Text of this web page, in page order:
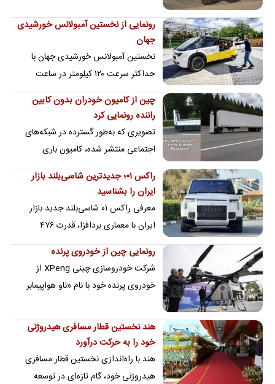
آن،…
رونمایی از نخستین آمبولانس خورشیدی
جهان
نخستین آمبولانس خورشیدی جهان با
حداکثر سرعت ۱۲۰ کیلومتر در ساعت
حرکت کند و برای حرکت در مسیرهای
صعب‌العبور و خارج از…
چین از کامیون خودران بدون کابین
راننده رونمایی کرد
تصویری که به‌طور گسترده در شبکه‌های
اجتماعی منتشر شده، کامیون باری
خودرانی را نشان می‌دهد که یک شرکت
چینی توسعه داده و…
راکس ۰۱؛ جدیدترین شاسی‌بلند بازار
ایران را بشناسید
معرفی راکس ۰۱ شاسی‌بلند جدید بازار
ایران با معماری بردافزا، قدرت ۴۷۶
اسب‌بخار و پیمایش ۱۱۰۰ کیلومتری.
امکانات و مشخصات…
رونمایی چین از خودروی پرنده
شرکت خودروسازی چینی XPeng از
خودروی پرنده خود با نام «ناو هواپیمابر
نقلیه که…
هند نخستین قطار مسافری هیدروژنی
خود را به حرکت درآورد
هند با راه‌اندازی نخستین قطار مسافری
هیدروژنی خود، گام تازه‌ای در توسعه